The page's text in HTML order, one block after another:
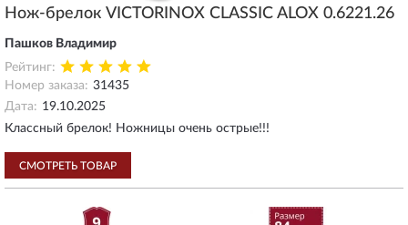
Нож-брелок VICTORINOX CLASSIC ALOX 0.6221.26
Пашков Владимир
Рейтинг:
Номер заказа: 31435
Дата: 19.10.2025
Классный брелок! Ножницы очень острые!!!
СМОТРЕТЬ ТОВАР